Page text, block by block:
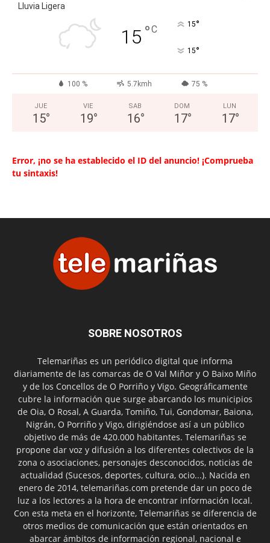
Lluvia Ligera
15 °C 15°
15°
100 % 5.7kmh 75 %
JUE
15°
VIE
19°
SAB
16°
DOM
17°
LUN
17°
Error, ¡no se ha establecido el ID del anuncio! ¡Comprueba
tu sintaxis!
SOBRE NOSOTROS
Telemariñas es un periódico digital que informa
diariamente de las comarcas de O Val Miñor y O Baixo Miño
y de los Concellos de O Porriño y Vigo. Geográficamente
cubre la información que surge abarcando los municipios
de Oia, O Rosal, A Guarda, Tomiño, Tui, Gondomar, Baiona,
Nigrán, O Porriño y Vigo, dirigiéndose así a un público
objetivo de más de 420.000 habitantes. Telemariñas se
propone dar voz y difusión a los diferentes colectivos de la
zona o asociaciones, personajes desconocidos, noticias de
actualidad (Sucesos, deportes, cultura, ocio...). Nacida en
enero de 2014, telemariñas.com pretende dar un poco de
luz a los lectores a la hora de encontrar información local.
Con esta meta en el horizonte, Telemariñas se diferencia de
otros medios de comunicación que están orientados en
abarcar ámbitos de información regional, nacional e